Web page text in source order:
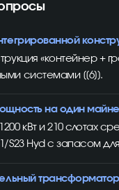
«контейнер +
системами [[6]].
на один
кВт и 210 слотах
S23 Hyd с запасом